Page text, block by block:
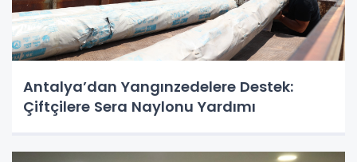
Antalya’dan Yangınzedelere Destek:
Çiftçilere Sera Naylonu Yardımı